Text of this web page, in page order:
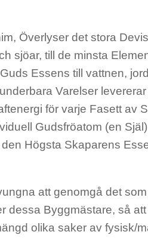
Överlyser det stora
sjöar, till de minsta
Essens till vattnen,
Varelser
för varje Fasett av
Gudsfröatom (en
Högsta Skaparens
att genomgå det
dessa Byggmästare, så
olika saker av fysisk/